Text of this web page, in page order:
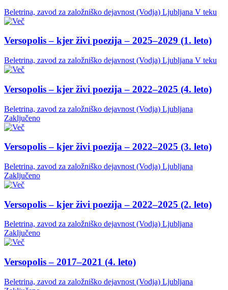
Beletrina, zavod za založniško dejavnost (Vodja) Ljubljana V teku
Versopolis – kjer živi poezija – 2025–2029 (1. leto)
Beletrina, zavod za založniško dejavnost (Vodja) Ljubljana V teku
Versopolis – kjer živi poezija – 2022–2025 (4. leto)
Beletrina, zavod za založniško dejavnost (Vodja) Ljubljana
Zaključeno
Versopolis – kjer živi poezija – 2022–2025 (3. leto)
Beletrina, zavod za založniško dejavnost (Vodja) Ljubljana
Zaključeno
Versopolis – kjer živi poezija – 2022–2025 (2. leto)
Beletrina, zavod za založniško dejavnost (Vodja) Ljubljana
Zaključeno
Versopolis – 2017–2021 (4. leto)
Beletrina, zavod za založniško dejavnost (Vodja) Ljubljana